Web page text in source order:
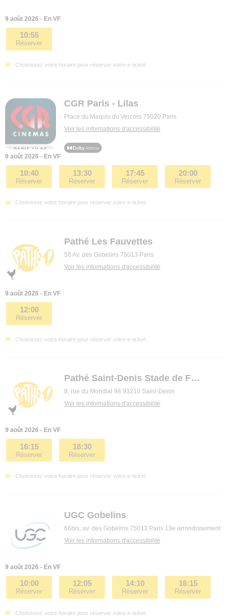
9 août 2026 - En VF
10:55
Réserver
Choisissez votre horaire pour réserver votre e-ticket.
CGR Paris - Lilas
Place du Maquis du Vercors 75020 Paris
Voir les informations d'accessibilité
9 août 2026 - En VF
10:40
Réserver
13:30
Réserver
17:45
Réserver
20:00
Réserver
Choisissez votre horaire pour réserver votre e-ticket.
Pathé Les Fauvettes
58 Av. des Gobelins 75013 Paris
Voir les informations d'accessibilité
9 août 2026 - En VF
12:00
Réserver
Choisissez votre horaire pour réserver votre e-ticket.
Pathé Saint-Denis Stade de France
8, rue du Mondial 98 93210 Saint-Denis
Voir les informations d'accessibilité
9 août 2026 - En VF
16:15
Réserver
18:30
Réserver
Choisissez votre horaire pour réserver votre e-ticket.
UGC Gobelins
66bis, av. des Gobelins 75013 Paris 13e arrondissement
Voir les informations d'accessibilité
9 août 2026 - En VF
10:00
Réserver
12:05
Réserver
14:10
Réserver
16:15
Réserver
Choisissez votre horaire pour réserver votre e-ticket.